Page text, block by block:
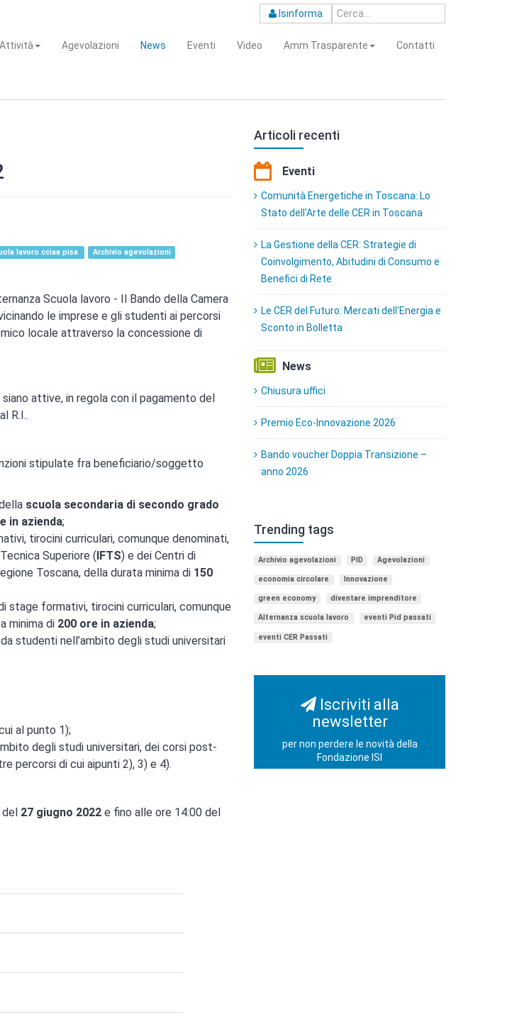
Isinforma
Attività Agevolazioni News Eventi Video Amm Trasparente Contatti
lavoro cciaa pisa
Archivio agevolazioni
Scuola lavoro - Il Bando della Camera
le imprese e gli studenti ai percorsi
locale attraverso la concessione di
attive, in regola con il pagamento del
R.I..
stipulate fra beneficiario/soggetto
scuola secondaria di secondo grado
in azienda;
tirocini curriculari, comunque denominati,
Superiore (IFTS) e dei Centri di
Toscana, della durata minima di 150
stage formativi, tirocini curriculari, comunque
minima di 200 ore in azienda;
studenti nell’ambito degli studi universitari
al punto 1);
degli studi universitari, dei corsi post-
percorsi di cui aipunti 2), 3) e 4).
del 27 giugno 2022 e fino alle ore 14:00 del
Articoli recenti
Eventi
Comunità Energetiche in Toscana: Lo
Stato dell'Arte delle CER in Toscana
La Gestione della CER: Strategie di
Coinvolgimento, Abitudini di Consumo e
Benefici di Rete
Le CER del Futuro: Mercati dell'Energia e
Sconto in Bolletta
News
Chiusura uffici
Premio Eco-Innovazione 2026
Bando voucher Doppia Transizione –
anno 2026
Trending tags
Archivio agevolazioni PID Agevolazioni
economia circolare Innovazione
green economy diventare imprenditore
Alternanza scuola lavoro eventi Pid passati
eventi CER Passati
Iscriviti alla
newsletter
per non perdere le novità della
Fondazione ISI